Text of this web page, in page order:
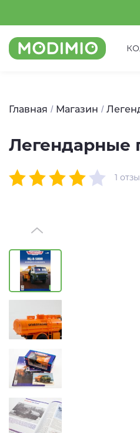
Главная Магазин
Легендарные
1